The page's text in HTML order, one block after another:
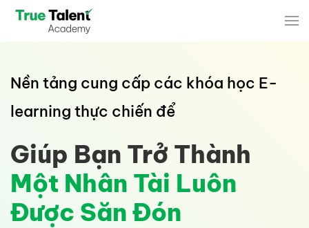
Nền tảng cung cấp các khóa học E-
learning thực chiến để
Giúp Bạn Trở Thành
Một Nhân Tài Luôn
Được Săn Đón